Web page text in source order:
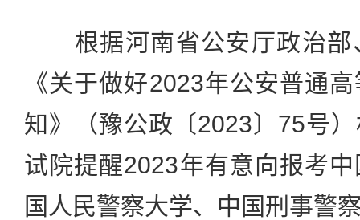
根据河南省公安厅政治部
《关于做好2023年公安普通
知》（豫公政〔2023〕75号
试院提醒2023年有意向报考
国人民警察大学、中国刑事警